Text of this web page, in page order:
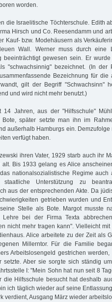
worden.
die Israelitische Töchterschule. Edith
Hirsch und Co. Reesendamm und
Kauf- bzw. Modehäusern als
Wall. Werner muss durch eine
beeinträchtigt gewesen sein. Er
"schwachsinnig" bezeichnet. (In der
Bezeichnung für die
gilt der Begriff "Schwachsinn"
und wird nicht mehr benutzt.)
14 Jahren, aus der "Hilfsschule"
später setzte man ihn im
außerhalb Hamburgs ein. Demzufolge
verfügt haben.
ihren Vater, 1929 starb auch ihr
Bis 1933 gelang es Alice
nationalsozialistische Regime
Unterstützung zu
aus der entsprechenden Akte. Da
getrieben wurden und
Stelle als Bote. Margot musste
Lehre bei der Firma Texta
nicht mehr tragen kann". Vielleicht
Alice arbeitete zu der Zeit als
Millerntor. Für die Familie
Arbeitslosengeld gestrichen
setzte. Aber sie sorgte sich ständig
I: "Mein Sohn hat nun seit 8
die Hilfsschule besucht hat deshalb
ich täglich wieder auf seine
verdient, Ausgang März wieder